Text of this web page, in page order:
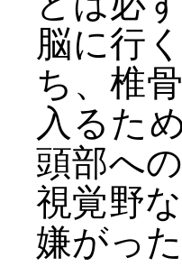
脳に行
ち、椎
入るた
頭部へ
視覚野
嫌がっ